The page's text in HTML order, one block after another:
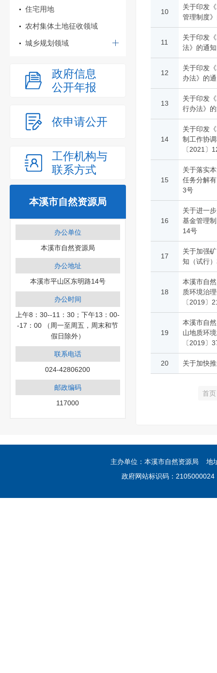
住宅用地
农村集体土地征收领域
城乡规划领域
政府信息
公开年报
依申请公开
工作机构与
联系方式
本溪市自然资源局
办公单位
本溪市自然资源局
办公地址
本溪市平山区东明路14号
办公时间
上午8：30--11：30；下午13：00-
-17：00 （周一至周五，周末和节
假日除外）
联系电话
024-42806200
邮政编码
117000
10
关于印发
管理制度
11
关于印发
法》的通知
12
关于印发
办法》的
13
关于印发
行办法》
14
关于印发
制工作协
〔2021〕
15
关于落实
任务分解
3号
16
关于进一
基金管理
14号
17
关于加强
知（试行
18
本溪市自
质环境治
〔2019〕
19
本溪市自
山地质环
〔2019〕
20 关于加快
首页
主办单位：本溪市自然资源局 地
政府网站标识码：